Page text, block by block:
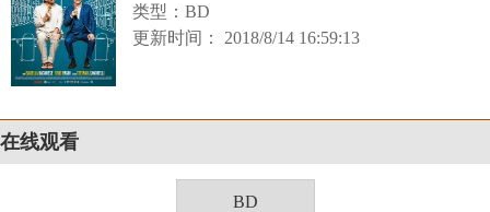
类型：BD
更新时间： 2018/8/14 16:59:13
在线观看
BD